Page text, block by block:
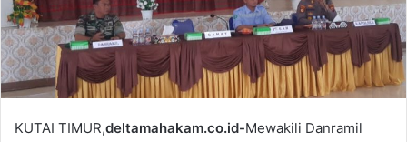
l
KUTAI TIMUR,deltamahakam.co.id-Mewakili Danramil